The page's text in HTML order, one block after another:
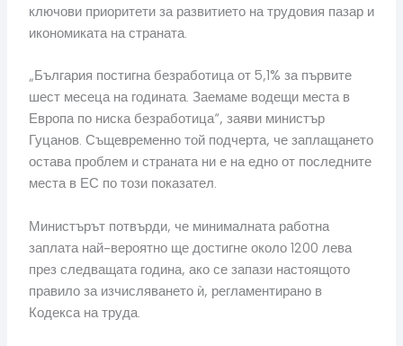
ключови приоритети за развитието на трудовия пазар и
икономиката на страната.
„България постигна безработица от 5,1% за първите
шест месеца на годината. Заемаме водещи места в
Европа по ниска безработица“, заяви министър
Гуцанов. Същевременно той подчерта, че заплащането
остава проблем и страната ни е на едно от последните
места в ЕС по този показател.
Министърът потвърди, че минималната работна
заплата най-вероятно ще достигне около 1200 лева
през следващата година, ако се запази настоящото
правило за изчисляването ѝ, регламентирано в
Кодекса на труда.